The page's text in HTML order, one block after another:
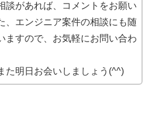
談があれば、コメントをお願い
、エンジニア案件の相談にも随
ますので、お気軽にお問い合わ
た明日お会いしましょう(^^)